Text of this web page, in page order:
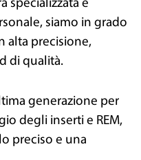
specializzata e
siamo in grado
alta precisione,
di qualità.
generazione per
degli inserti e REM,
preciso e una